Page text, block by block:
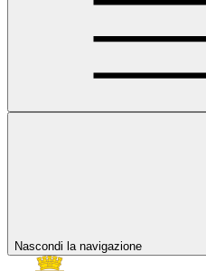
Nascondi la navigazione